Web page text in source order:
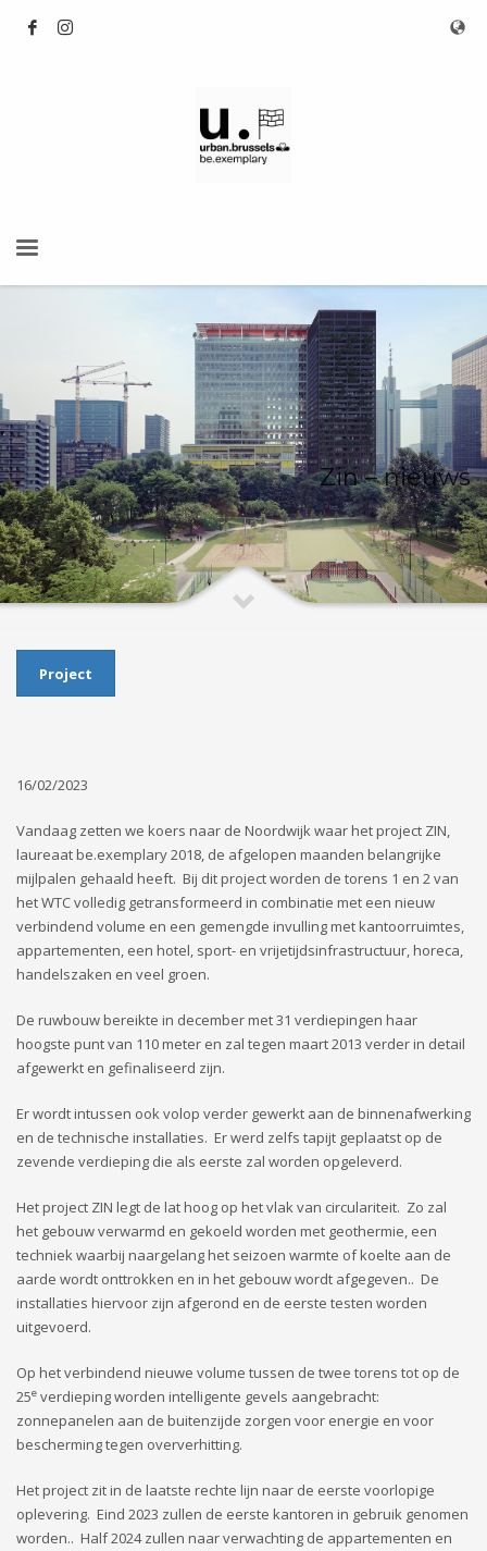
Zin – nieuws
Project
16/02/2023
Vandaag zetten we koers naar de Noordwijk waar het project ZIN,
laureaat be.exemplary 2018, de afgelopen maanden belangrijke
mijlpalen gehaald heeft. Bij dit project worden de torens 1 en 2 van
het WTC volledig getransformeerd in combinatie met een nieuw
verbindend volume en een gemengde invulling met kantoorruimtes,
appartementen, een hotel, sport- en vrijetijdsinfrastructuur, horeca,
handelszaken en veel groen.
De ruwbouw bereikte in december met 31 verdiepingen haar
hoogste punt van 110 meter en zal tegen maart 2013 verder in detail
afgewerkt en gefinaliseerd zijn.
Er wordt intussen ook volop verder gewerkt aan de binnenafwerking
en de technische installaties. Er werd zelfs tapijt geplaatst op de
zevende verdieping die als eerste zal worden opgeleverd.
Het project ZIN legt de lat hoog op het vlak van circulariteit. Zo zal
het gebouw verwarmd en gekoeld worden met geothermie, een
techniek waarbij naargelang het seizoen warmte of koelte aan de
aarde wordt onttrokken en in het gebouw wordt afgegeven.. De
installaties hiervoor zijn afgerond en de eerste testen worden
uitgevoerd.
Op het verbindend nieuwe volume tussen de twee torens tot op de
25e verdieping worden intelligente gevels aangebracht:
zonnepanelen aan de buitenzijde zorgen voor energie en voor
bescherming tegen oververhitting.
Het project zit in de laatste rechte lijn naar de eerste voorlopige
oplevering. Eind 2023 zullen de eerste kantoren in gebruik genomen
worden.. Half 2024 zullen naar verwachting de appartementen en